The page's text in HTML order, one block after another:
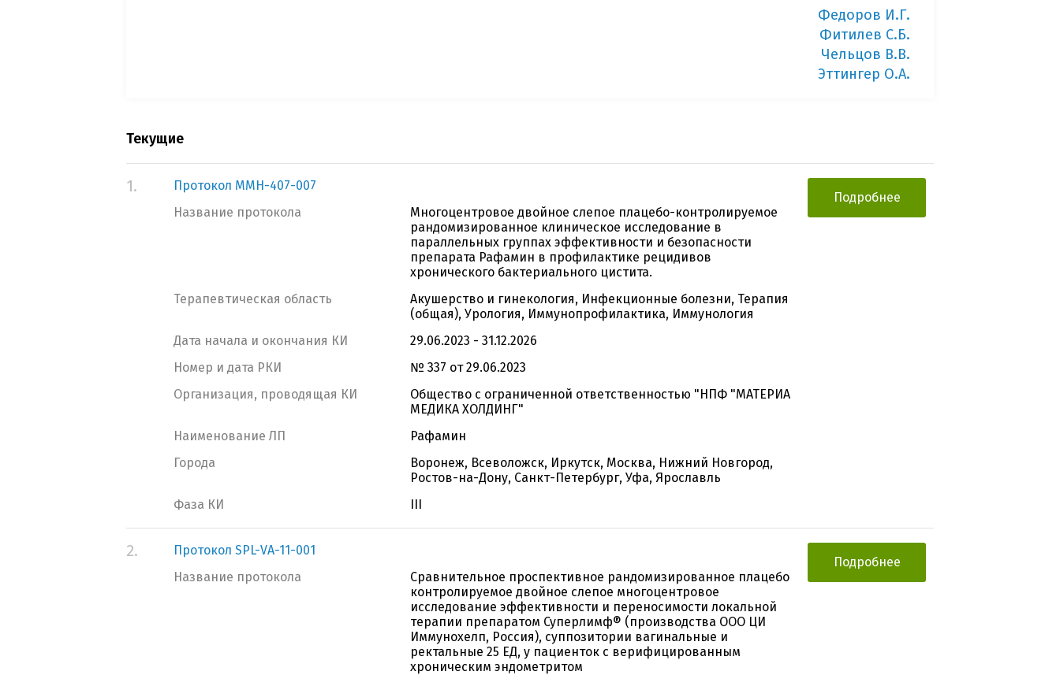
Федоров И.Г.
Фитилев С.Б.
Чельцов В.В.
Эттингер О.А.
Текущие
1.
Протокол MMH-407-007
Название протокола
Многоцентровое двойное слепое плацебо-контролируемое
рандомизированное клиническое исследование в
параллельных группах эффективности и безопасности
препарата Рафамин в профилактике рецидивов
хронического бактериального цистита.
Терапевтическая область
Акушерство и гинекология, Инфекционные болезни, Терапия
(общая), Урология, Иммунопрофилактика, Иммунология
Дата начала и окончания КИ
29.06.2023 - 31.12.2026
Номер и дата РКИ
№ 337 от 29.06.2023
Организация, проводящая КИ
Общество с ограниченной ответственностью "НПФ "МАТЕРИА
МЕДИКА ХОЛДИНГ"
Наименование ЛП
Рафамин
Города
Воронеж, Всеволожск, Иркутск, Москва, Нижний Новгород,
Ростов-на-Дону, Санкт-Петербург, Уфа, Ярославль
Фаза КИ
III
Подробнее
2.
Протокол SPL-VA-11-001
Название протокола
Сравнительное проспективное рандомизированное плацебо
контролируемое двойное слепое многоцентровое
исследование эффективности и переносимости локальной
терапии препаратом Суперлимф® (производства ООО ЦИ
Иммунохелп, Россия), суппозитории вагинальные и
ректальные 25 ЕД, у пациенток с верифицированным
хроническим эндометритом
Подробнее